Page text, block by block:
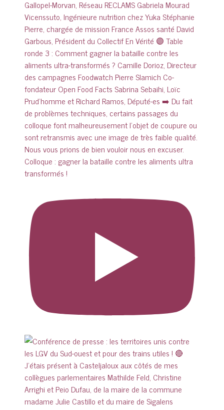
Colloque : gagner la bataille contre les aliments ultra
transformés !